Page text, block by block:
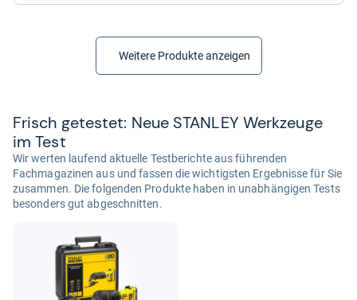
Weitere Produkte anzeigen
Frisch getes­tet: Neue STAN­LEY Werk­zeuge
im Test
Wir werten laufend aktuelle Testberichte aus führenden
Fachmagazinen aus und fassen die wichtigsten Ergebnisse für Sie
zusammen. Die folgenden Produkte haben in unabhängigen Tests
besonders gut abgeschnitten.